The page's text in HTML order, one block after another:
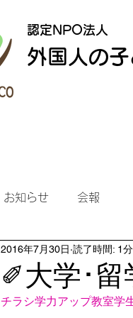
認定NPO法人
外国人の
お知らせ 会報
✐大学･留
2016年7月30日 読了時間: 1分
チラシ学力アップ教室学